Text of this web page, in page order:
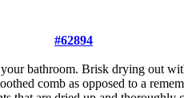
#62894
bathroom. Brisk drying out
comb as opposed to a